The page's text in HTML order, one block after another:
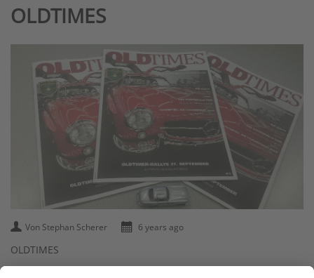
OLDTIMES
Von Stephan Scherer 6 years ago
OLDTIMES
Das Magazin zur Fuggerstadt Classic 2020